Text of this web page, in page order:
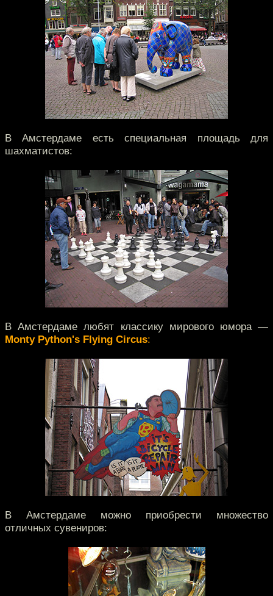
В Амстердаме есть специальная площадь для
шахматистов:
В Амстердаме любят классику мирового юмора —
Monty Python's Flying Circus:
В Амстердаме можно приобрести множество
отличных сувениров: